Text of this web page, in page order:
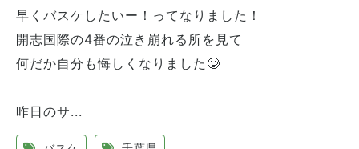
早くバスケしたいー！ってなりました！
開志国際の4番の泣き崩れる所を見て
何だか自分も悔しくなりました🥲
昨日のサ...